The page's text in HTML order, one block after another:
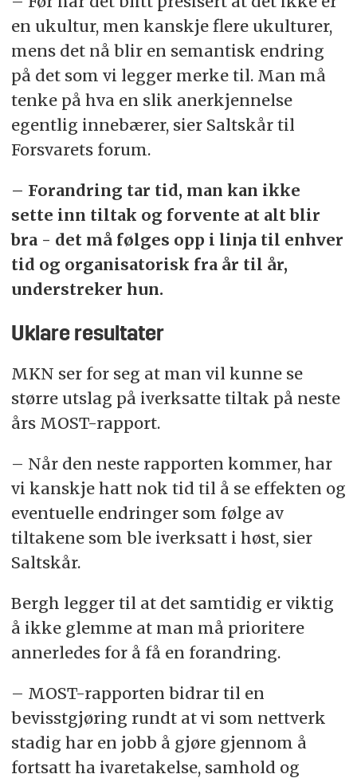
en ukultur, men kanskje flere ukulturer,
mens det nå blir en semantisk endring
på det som vi legger merke til. Man må
tenke på hva en slik anerkjennelse
egentlig innebærer, sier Saltskår til
Forsvarets forum.
– Forandring tar tid, man kan ikke
sette inn tiltak og forvente at alt blir
bra - det må følges opp i linja til enhver
tid og organisatorisk fra år til år,
understreker hun.
Uklare resultater
MKN ser for seg at man vil kunne se
større utslag på iverksatte tiltak på neste
års MOST-rapport.
– Når den neste rapporten kommer, har
vi kanskje hatt nok tid til å se effekten og
eventuelle endringer som følge av
tiltakene som ble iverksatt i høst, sier
Saltskår.
Bergh legger til at det samtidig er viktig
å ikke glemme at man må prioritere
annerledes for å få en forandring.
– MOST-rapporten bidrar til en
bevisstgjøring rundt at vi som nettverk
stadig har en jobb å gjøre gjennom å
fortsatt ha ivaretakelse, samhold og